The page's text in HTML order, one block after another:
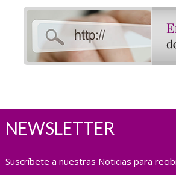
NEWSLETTER
Suscríbete a nuestras Noticias para